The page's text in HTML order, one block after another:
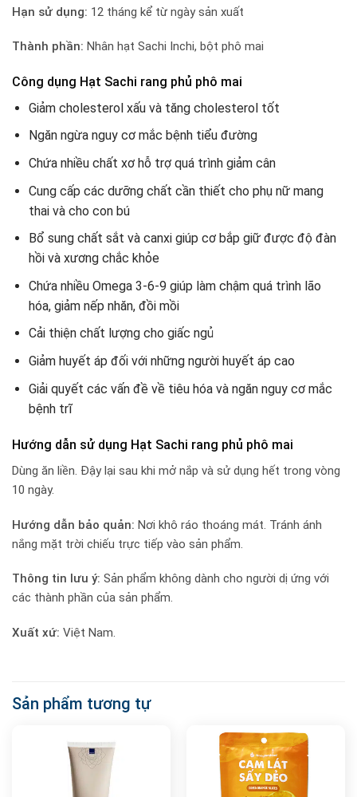
Hạn sử dụng: 12 tháng kể từ ngày sản xuất
Thành phần: Nhân hạt Sachi Inchi, bột phô mai
Công dụng Hạt Sachi rang phủ phô mai
Giảm cholesterol xấu và tăng cholesterol tốt
Ngăn ngừa nguy cơ mắc bệnh tiểu đường
Chứa nhiều chất xơ hỗ trợ quá trình giảm cân
Cung cấp các dưỡng chất cần thiết cho phụ nữ mang
thai và cho con bú
Bổ sung chất sắt và canxi giúp cơ bắp giữ được độ đàn
hồi và xương chắc khỏe
Chứa nhiều Omega 3-6-9 giúp làm chậm quá trình lão
hóa, giảm nếp nhăn, đồi mồi
Cải thiện chất lượng cho giấc ngủ
Giảm huyết áp đối với những người huyết áp cao
Giải quyết các vấn đề về tiêu hóa và ngăn nguy cơ mắc
bệnh trĩ
Hướng dẫn sử dụng Hạt Sachi rang phủ phô mai
Dùng ăn liền. Đậy lại sau khi mở nắp và sử dụng hết trong vòng
10 ngày.
Hướng dẫn bảo quản: Nơi khô ráo thoáng mát. Tránh ánh
nắng mặt trời chiếu trực tiếp vào sản phẩm.
Thông tin lưu ý: Sản phẩm không dành cho người dị ứng với
các thành phần của sản phẩm.
Xuất xứ: Việt Nam.
Sản phẩm tương tự